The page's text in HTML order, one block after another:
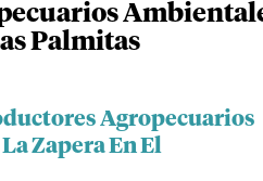
Palmitas
Agropecuarios
Zapera En El